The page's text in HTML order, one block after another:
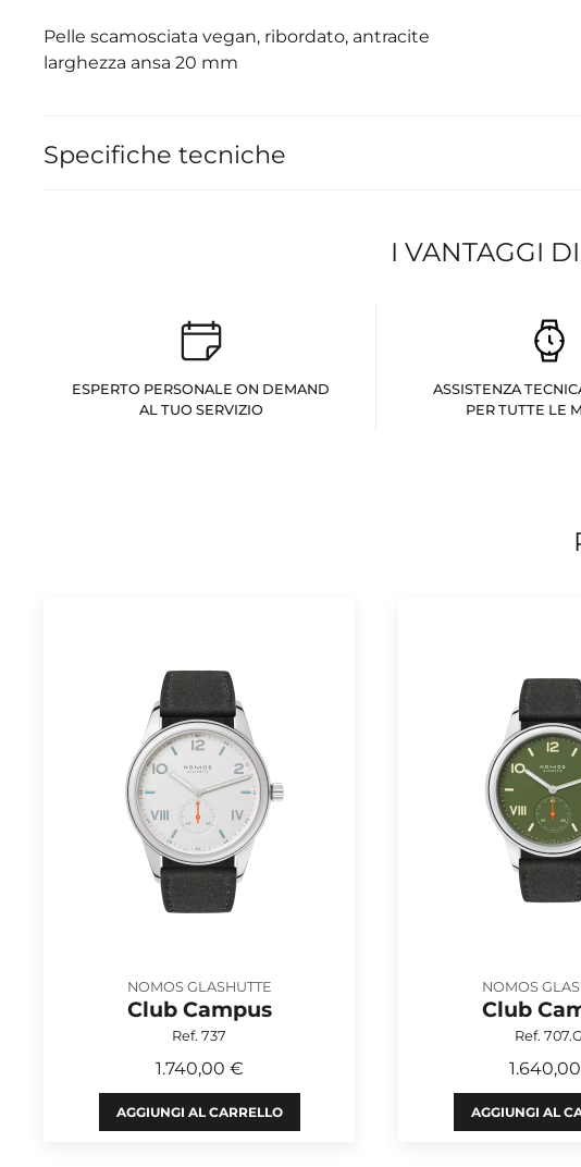
Pelle scamosciata vegan, ribordato, antracite
larghezza ansa 20 mm
Specifiche tecniche
I VANTAGGI
ESPERTO PERSONALE ON DEMAND
AL TUO SERVIZIO
ASSISTENZA
PER TUTTE LE
NOMOS GLASHUTTE
Club Campus
Ref. 737
1.740,00 €
AGGIUNGI AL CARRELLO
NOMOS
Club
Ref.
AGGIUNGI AL